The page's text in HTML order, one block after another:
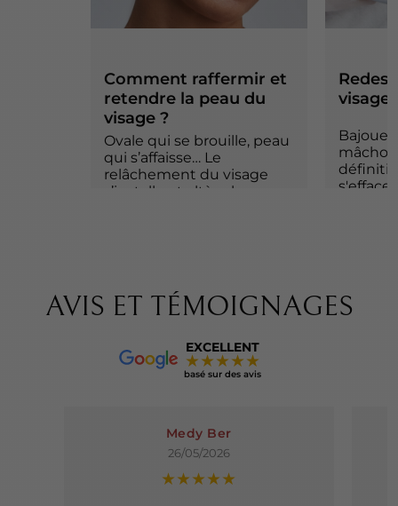
Comment raffermir et
retendre la peau du
visage ?
Ovale qui se brouille, peau
qui s’affaisse… Le
relâchement du visage
s’installe et altère les
visage
AVIS ET TÉMOIGNAGES
EXCELLENT
★★★★★
basé sur des avis
Medy Ber
26/05/2026
★★★★★